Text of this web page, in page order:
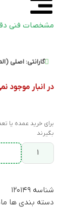
مشخصات فنی
گارانتی: اصلی
در انبار موجود
برای خرید عمده یا
بگیرند
شناسه ۱۲۰۱۴۹
دسته بندی ها